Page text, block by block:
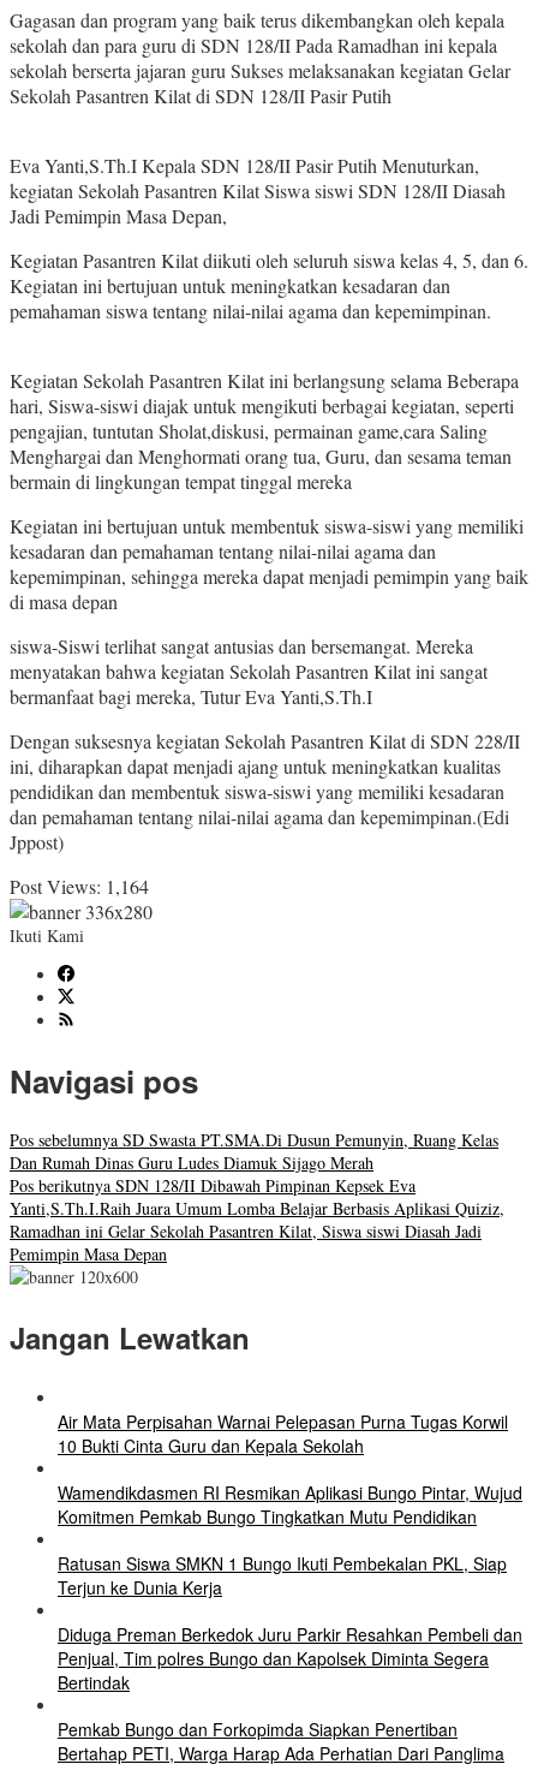
Gagasan dan program yang baik terus dikembangkan oleh kepala
sekolah dan para guru di SDN 128/II Pada Ramadhan ini kepala
sekolah berserta jajaran guru Sukses melaksanakan kegiatan Gelar
Sekolah Pasantren Kilat di SDN 128/II Pasir Putih
Eva Yanti,S.Th.I Kepala SDN 128/II Pasir Putih Menuturkan,
kegiatan Sekolah Pasantren Kilat Siswa siswi SDN 128/II Diasah
Jadi Pemimpin Masa Depan,
Kegiatan Pasantren Kilat diikuti oleh seluruh siswa kelas 4, 5, dan 6.
Kegiatan ini bertujuan untuk meningkatkan kesadaran dan
pemahaman siswa tentang nilai-nilai agama dan kepemimpinan.
Kegiatan Sekolah Pasantren Kilat ini berlangsung selama Beberapa
hari, Siswa-siswi diajak untuk mengikuti berbagai kegiatan, seperti
pengajian, tuntutan Sholat,diskusi, permainan game,cara Saling
Menghargai dan Menghormati orang tua, Guru, dan sesama teman
bermain di lingkungan tempat tinggal mereka
Kegiatan ini bertujuan untuk membentuk siswa-siswi yang memiliki
kesadaran dan pemahaman tentang nilai-nilai agama dan
kepemimpinan, sehingga mereka dapat menjadi pemimpin yang baik
di masa depan
siswa-Siswi terlihat sangat antusias dan bersemangat. Mereka
menyatakan bahwa kegiatan Sekolah Pasantren Kilat ini sangat
bermanfaat bagi mereka, Tutur Eva Yanti,S.Th.I
Dengan suksesnya kegiatan Sekolah Pasantren Kilat di SDN 228/II
ini, diharapkan dapat menjadi ajang untuk meningkatkan kualitas
pendidikan dan membentuk siswa-siswi yang memiliki kesadaran
dan pemahaman tentang nilai-nilai agama dan kepemimpinan.(Edi
Jppost)
Post Views: 1,164
Ikuti Kami
Navigasi pos
Pos sebelumnya SD Swasta PT.SMA.Di Dusun Pemunyin, Ruang Kelas
Dan Rumah Dinas Guru Ludes Diamuk Sijago Merah
Pos berikutnya SDN 128/II Dibawah Pimpinan Kepsek Eva
Yanti,S.Th.I.Raih Juara Umum Lomba Belajar Berbasis Aplikasi Quiziz,
Ramadhan ini Gelar Sekolah Pasantren Kilat, Siswa siswi Diasah Jadi
Pemimpin Masa Depan
Jangan Lewatkan
Air Mata Perpisahan Warnai Pelepasan Purna Tugas Korwil
10 Bukti Cinta Guru dan Kepala Sekolah
Wamendikdasmen RI Resmikan Aplikasi Bungo Pintar, Wujud
Komitmen Pemkab Bungo Tingkatkan Mutu Pendidikan
Ratusan Siswa SMKN 1 Bungo Ikuti Pembekalan PKL, Siap
Terjun ke Dunia Kerja
Diduga Preman Berkedok Juru Parkir Resahkan Pembeli dan
Penjual, Tim polres Bungo dan Kapolsek Diminta Segera
Bertindak
Pemkab Bungo dan Forkopimda Siapkan Penertiban
Bertahap PETI, Warga Harap Ada Perhatian Dari Panglima